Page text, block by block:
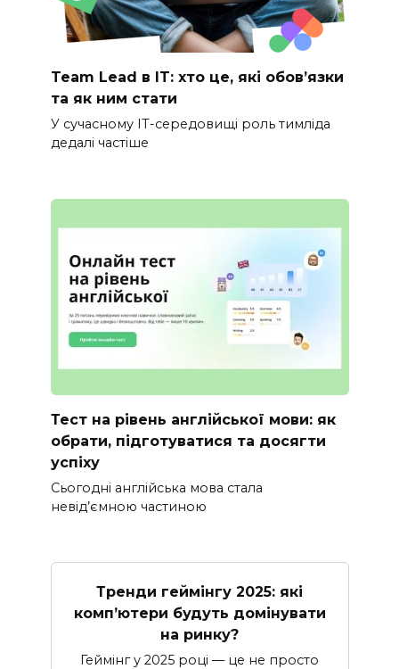
Team Lead в IT: хто це, які обов’язки
та як ним стати
У сучасному IT-середовищі роль тимліда
дедалі частіше
Тест на рівень англійської мови: як
обрати, підготуватися та досягти
успіху
Сьогодні англійська мова стала
невід’ємною частиною
Тренди геймінгу 2025: які
комп’ютери будуть домінувати
на ринку?
Геймінг у 2025 році — це не просто